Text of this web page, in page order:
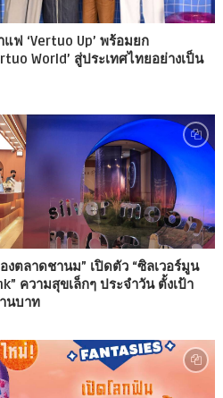
แฟ ‘Vertuo Up’ พร้อมยก
World’ สู่ประเทศไทยอย่างเป็น
องตลาดชานม” เปิดตัว “ซิลเวอร์มูน
ความสุขเล็กๆ ประจำวัน ตั้งเป้า
นบาท